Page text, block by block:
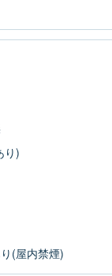
り)
(屋内禁煙)